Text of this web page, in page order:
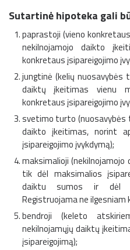
Sutartinė hipoteka gali
paprastoji (vieno
nekilnojamojo daikto
konkretaus įsipareigojimo
jungtinė (kelių nuosavybės
daiktų įkeitimas vienu
konkretaus įsipareigojimo
svetimo turto (nuosavybės
daikto įkeitimas, norint
įsipareigojimo įvykdymą);
maksimalioji
tik dėl maksimalios
daiktu sumos ir dėl
Registruojama ne
bendroji (keleto
nekilnojamųjų daiktų
įsipareigojimą);